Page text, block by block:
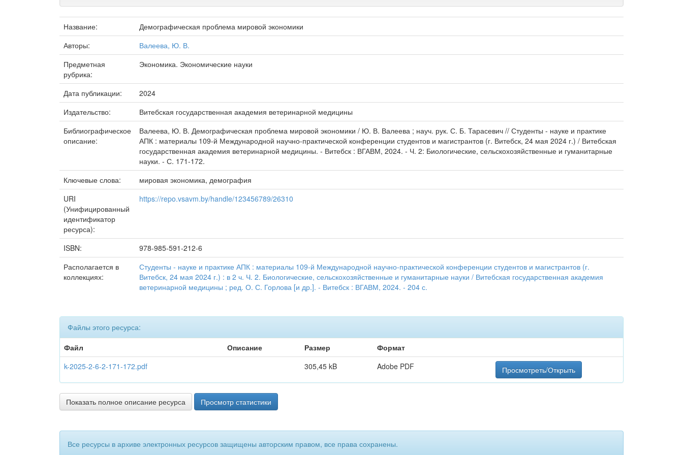
Название:
Демографическая проблема мировой экономики
Авторы:
Валеева, Ю. В.
Предметная
рубрика:
Экономика. Экономические науки
Дата публикации:
2024
Издательство:
Витебская государственная академия ветеринарной медицины
Библиографическое
описание:
Валеева, Ю. В. Демографическая проблема мировой экономики / Ю. В. Валеева ; науч. рук. С. Б. Тарасевич // Студенты - науке и практике
АПК : материалы 109-й Международной научно-практической конференции студентов и магистрантов (г. Витебск, 24 мая 2024 г.) / Витебская
государственная академия ветеринарной медицины. - Витебск : ВГАВМ, 2024. - Ч. 2: Биологические, сельскохозяйственные и гуманитарные
науки. - С. 171-172.
Ключевые слова:
мировая экономика, демография
URI
(Унифицированный
идентификатор
ресурса):
https://repo.vsavm.by/handle/123456789/26310
ISBN:
978-985-591-212-6
Располагается в
коллекциях:
Студенты - науке и практике АПК : материалы 109-й Международной научно-практической конференции студентов и магистрантов (г.
Витебск, 24 мая 2024 г.) : в 2 ч. Ч. 2. Биологические, сельскохозяйственные и гуманитарные науки / Витебская государственная академия
ветеринарной медицины ; ред. О. С. Горлова [и др.]. - Витебск : ВГАВМ, 2024. - 204 с.
Файлы этого ресурса:
Файл
Описание Размер
Формат
k-2025-2-6-2-171-172.pdf
305,45 kB Adobe PDF Просмотреть/Открыть
Показать полное описание ресурса Просмотр статистики
Все ресурсы в архиве электронных ресурсов защищены авторским правом, все права сохранены.